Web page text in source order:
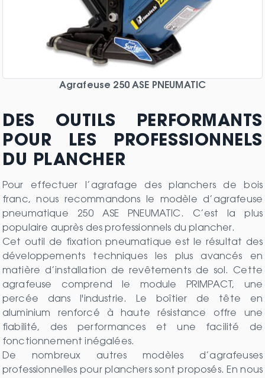
Agrafeuse 250 ASE PNEUMATIC
DES OUTILS PERFORMANTS
POUR LES PROFESSIONNELS
DU PLANCHER
Pour effectuer l’agrafage des planchers de bois
franc, nous recommandons le modèle d’agrafeuse
pneumatique 250 ASE PNEUMATIC. C’est la plus
populaire auprès des professionnels du plancher.
Cet outil de fixation pneumatique est le résultat des
développements techniques les plus avancés en
matière d’installation de revêtements de sol. Cette
agrafeuse comprend le module PRIMPACT, une
percée dans l'industrie. Le boîtier de tête en
aluminium renforcé à haute résistance offre une
fiabilité, des performances et une facilité de
fonctionnement inégalées.
De nombreux autres modèles d’agrafeuses
professionnelles pour planchers sont proposés. En nous